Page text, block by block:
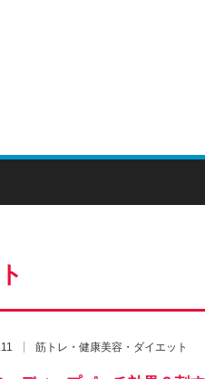
筋トレ・健康美容・ダイエット